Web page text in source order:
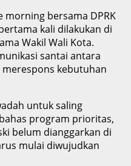
morning bersama DPRK
kali dilakukan di
Wakil Wali Kota.
santai antara
kebutuhan
untuk saling
program prioritas,
belum dianggarkan di
mulai diwujudkan